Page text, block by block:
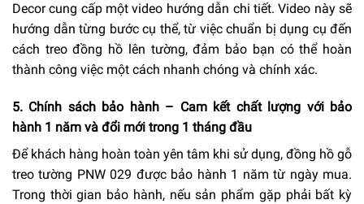
Decor cung cấp một video hướng dẫn chi tiết. Video này sẽ
hướng dẫn từng bước cụ thể, từ việc chuẩn bị dụng cụ đến
cách treo đồng hồ lên tường, đảm bảo bạn có thể hoàn
thành công việc một cách nhanh chóng và chính xác.
5. Chính sách bảo hành – Cam kết chất lượng với bảo
hành 1 năm và đổi mới trong 1 tháng đầu
Để khách hàng hoàn toàn yên tâm khi sử dụng, đồng hồ gỗ
treo tường PNW 029 được bảo hành 1 năm từ ngày mua.
Trong thời gian bảo hành, nếu sản phẩm gặp phải bất kỳ